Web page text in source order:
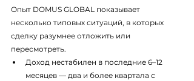
Опыт DOMUS GLOBAL показывает
несколько типовых ситуаций, в которых
сделку разумнее отложить или
пересмотреть.
Доход нестабилен в последние 6–12
месяцев — два и более квартала с